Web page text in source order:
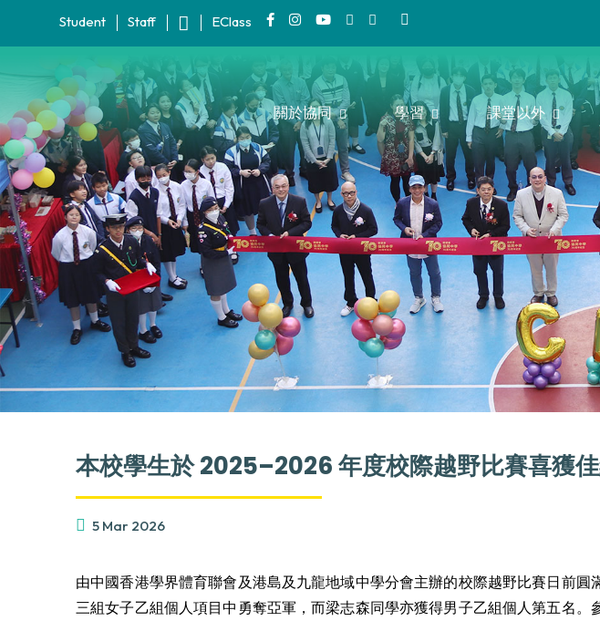
Student Staff EClass
關於協同 學習 課堂以外
本校學生於 2025–2026 年度校際越野比賽喜獲
5 Mar 2026
由中國香港學界體育聯會及港島及九龍地域中學分會主辦的校際越野比賽日前
三組女子乙組個人項目中勇奪亞軍，而梁志森同學亦獲得男子乙組個人第五名